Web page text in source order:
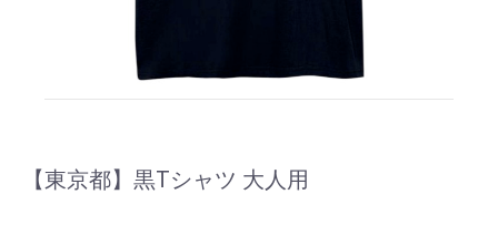
【東京都】黒Tシャツ 大人用